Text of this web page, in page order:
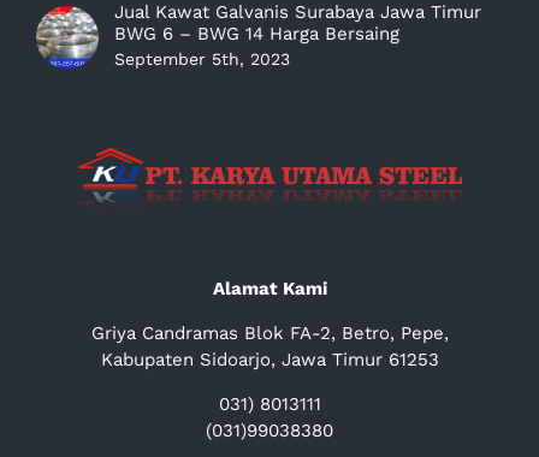
Jual Kawat Galvanis Surabaya Jawa Timur
BWG 6 – BWG 14 Harga Bersaing
September 5th, 2023
Alamat Kami
Griya Candramas Blok FA-2, Betro, Pepe,
Kabupaten Sidoarjo, Jawa Timur 61253
031) 8013111
(031)99038380